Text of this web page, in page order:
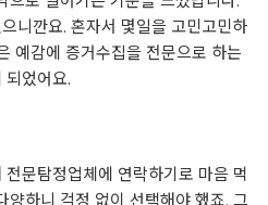
니깐요. 혼자서 몇일을 고민고민하
예감에 증거수집을 전문으로 하는
었어요.
문탐정업체에 연락하기로 마음 먹
양하니 걱정 없이 선택해야 했죠. 그